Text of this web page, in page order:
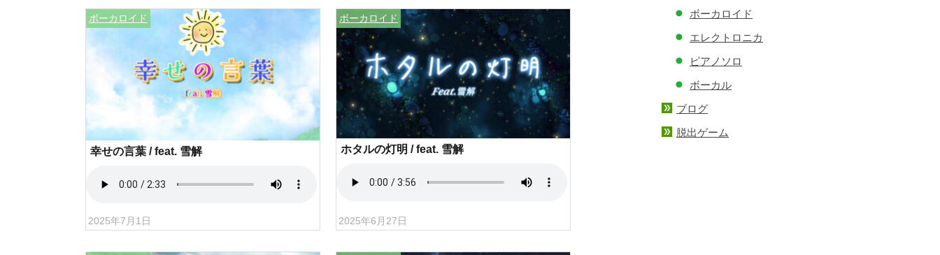
ボーカロイド
幸せの言葉 / feat. 雪解
2025年7月1日
ボーカロイド
ホタルの灯明 / feat. 雪解
2025年6月27日
ボーカロイド
エレクトロニカ
ピアノソロ
ボーカル
ブログ
脱出ゲーム